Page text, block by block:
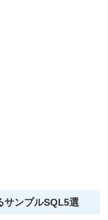
サンプルSQL5選